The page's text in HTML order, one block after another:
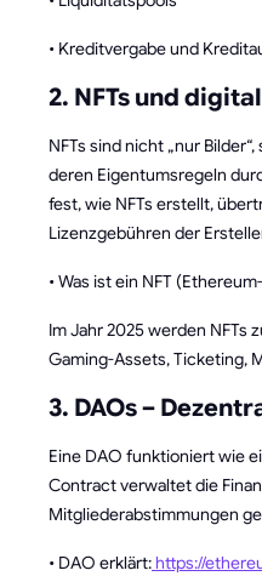
• Kreditvergabe und
2. NFTs und
NFTs sind nicht „nur
deren Eigentumsregeln
fest, wie NFTs erstellt,
Lizenzgebühren der
• Was ist ein NFT
Im Jahr 2025 werden
Gaming-Assets, Ticketing,
3. DAOs –
Eine DAO funktioniert wie
Contract verwaltet die
Mitgliederabstimmungen
• DAO erklärt: https://